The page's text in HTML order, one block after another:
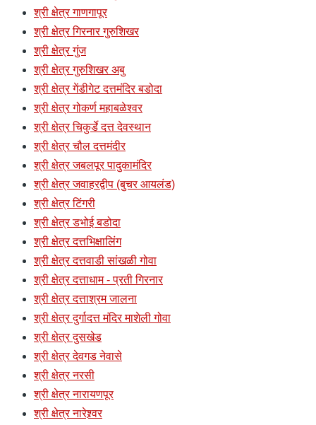
श्री क्षेत्र गाणगापूर
श्री क्षेत्र गिरनार गुरुशिखर
श्री क्षेत्र गुंज
श्री क्षेत्र गुरुशिखर अबु
श्री क्षेत्र गेंडीगेट दत्तमंदिर बडोदा
श्री क्षेत्र गोकर्ण महाबळेश्वर
श्री क्षेत्र चिकुर्डे दत्त देवस्थान
श्री क्षेत्र चौल दत्तमंदीर
श्री क्षेत्र जबलपूर पादुकामंदिर
श्री क्षेत्र जवाहरद्वीप (बुचर आयलंड)
श्री क्षेत्र टिंगरी
श्री क्षेत्र डभोई बडोदा
श्री क्षेत्र दत्तभिक्षालिंग
श्री क्षेत्र दत्तवाडी सांखळी गोवा
श्री क्षेत्र दत्ताधाम - प्रती गिरनार
श्री क्षेत्र दत्ताश्रम जालना
श्री क्षेत्र दुर्गादत्त मंदिर माशेली गोवा
श्री क्षेत्र दुसखेड
श्री क्षेत्र देवगड नेवासे
श्री क्षेत्र नरसी
श्री क्षेत्र नारायणपूर
श्री क्षेत्र नारेश्र्वर